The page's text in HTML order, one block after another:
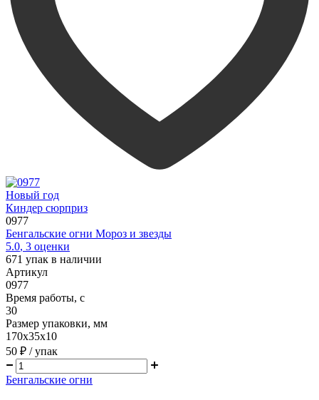
Новый год
Киндер сюрприз
0977
Бенгальские огни Мороз и звезды
5.0, 3 оценки
671 упак в наличии
Артикул
0977
Время работы, с
30
Размер упаковки, мм
170х35х10
50 ₽ / упак
Бенгальские огни